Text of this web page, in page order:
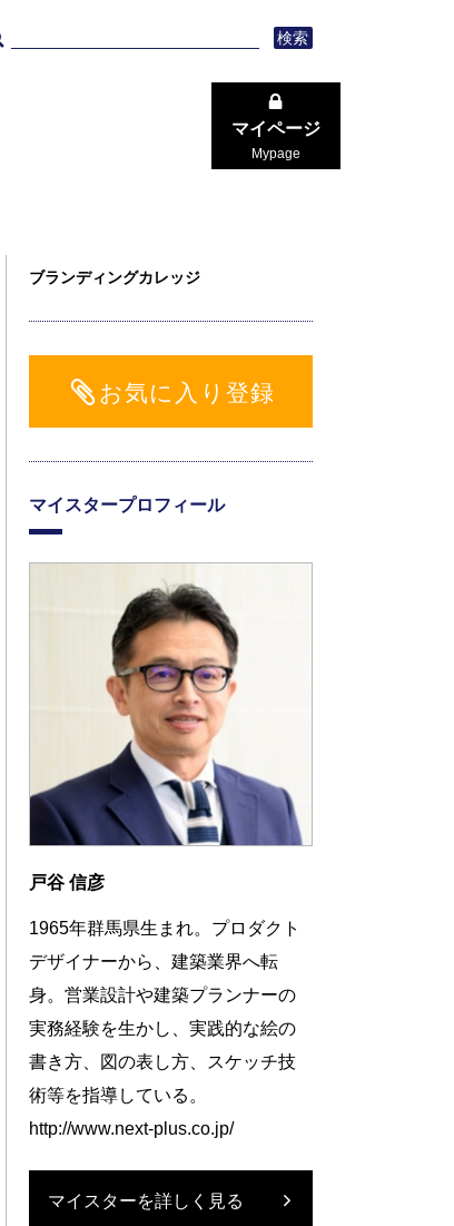
検索
マイページ
Mypage
ブランディングカレッジ
お気に入り登録
マイスタープロフィール
戸谷 信彦
1965年群馬県生まれ。プロダクト
デザイナーから、建築業界へ転
身。営業設計や建築プランナーの
実務経験を生かし、実践的な絵の
書き方、図の表し方、スケッチ技
術等を指導している。
http://www.next-plus.co.jp/
マイスターを詳しく見る